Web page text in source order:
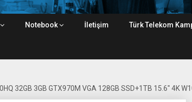
Notebook İletişim Türk Telekom
32GB 3GB GTX970M VGA 128GB SSD+1TB 15.6″ 4K